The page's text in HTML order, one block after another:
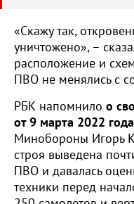
«Скажу так,
уничтожено», –
расположение и
ПВО не менялись с
РБК напомнило о
от 9 марта 2022 года
Минобороны Игорь
строя выведена
ПВО и давалась
техники перед